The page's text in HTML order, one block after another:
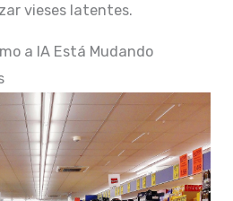
vieses latentes.
a IA Está Mudando